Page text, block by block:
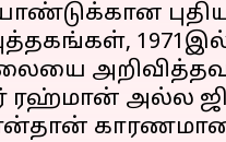
ரஹ்மான் அல்ல